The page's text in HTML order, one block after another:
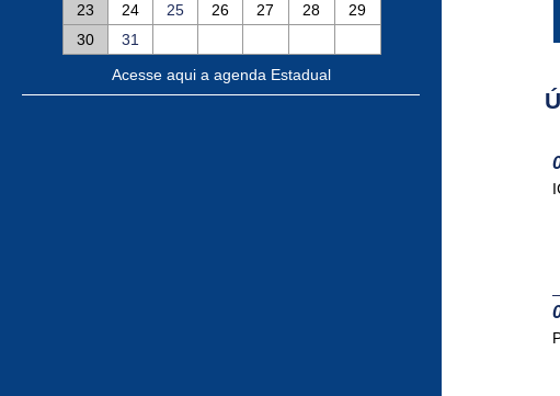
23
24 25 26 27 28
29
30
31
Acesse aqui a agenda Estadual